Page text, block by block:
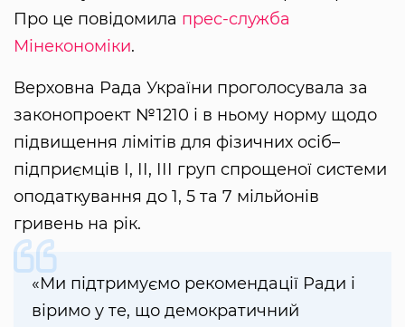
Про це повідомила прес-служба
Мінекономіки.
Верховна Рада України проголосувала за
законопроект №1210 і в ньому норму щодо
підвищення лімітів для фізичних осіб–
підприємців І, ІІ, ІІІ груп спрощеної системи
оподаткування до 1, 5 та 7 мільйонів
гривень на рік.
«Ми підтримуємо рекомендації Ради і
віримо у те, що демократичний